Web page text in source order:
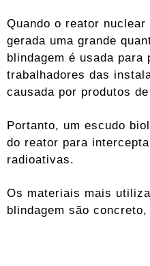
Quando o reator
gerada uma grande
blindagem é usada para
trabalhadores das
causada por produtos
Portanto, um escudo
do reator para
radioativas.
Os materiais mais
blindagem são